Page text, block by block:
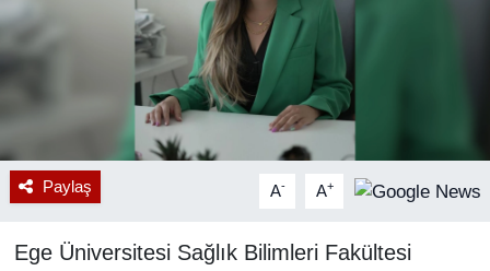
Paylaş A- A+
Ege Üniversitesi Sağlık Bilimleri Fakültesi